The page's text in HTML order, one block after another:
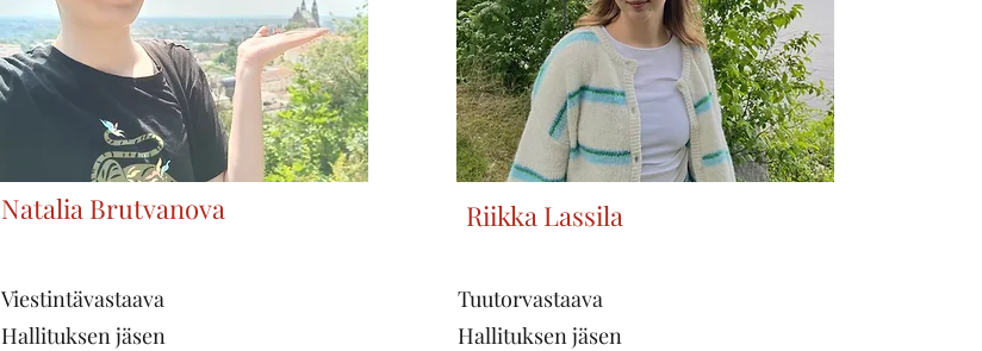
Natalia Brutvanova
Viestintävastaava
Hallituksen jäsen
Riikka Lassila
Tuutorvastaava
Hallituksen jäsen